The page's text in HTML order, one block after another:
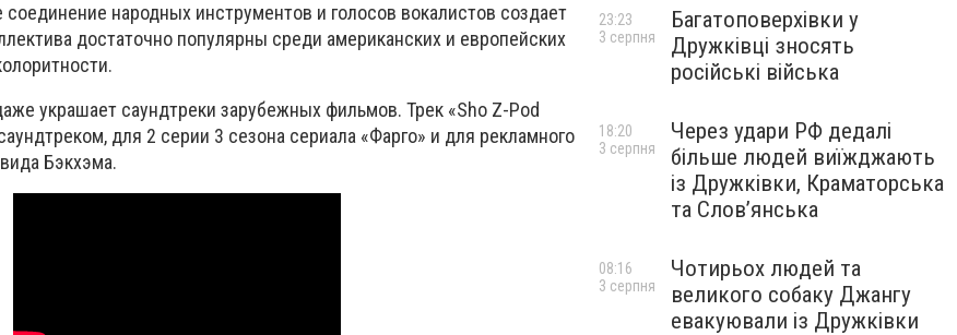
соединение народных инструментов и голосов вокалистов создает
достаточно популярны среди американских и европейских
украшает саундтреки зарубежных фильмов. Трек «Sho Z-Pod
для 2 серии 3 сезона сериала «Фарго» и для рекламного
Бэкхэма.
Багатоповерхівки у
Дружківці зносять
російські війська
23:23
3 серпня
Через удари РФ дедалі
більше людей виїжджають
із Дружківки, Краматорська
та Слов’янська
18:20
3 серпня
Чотирьох людей та
великого собаку Джангу
евакуювали із Дружківки
08:16
3 серпня